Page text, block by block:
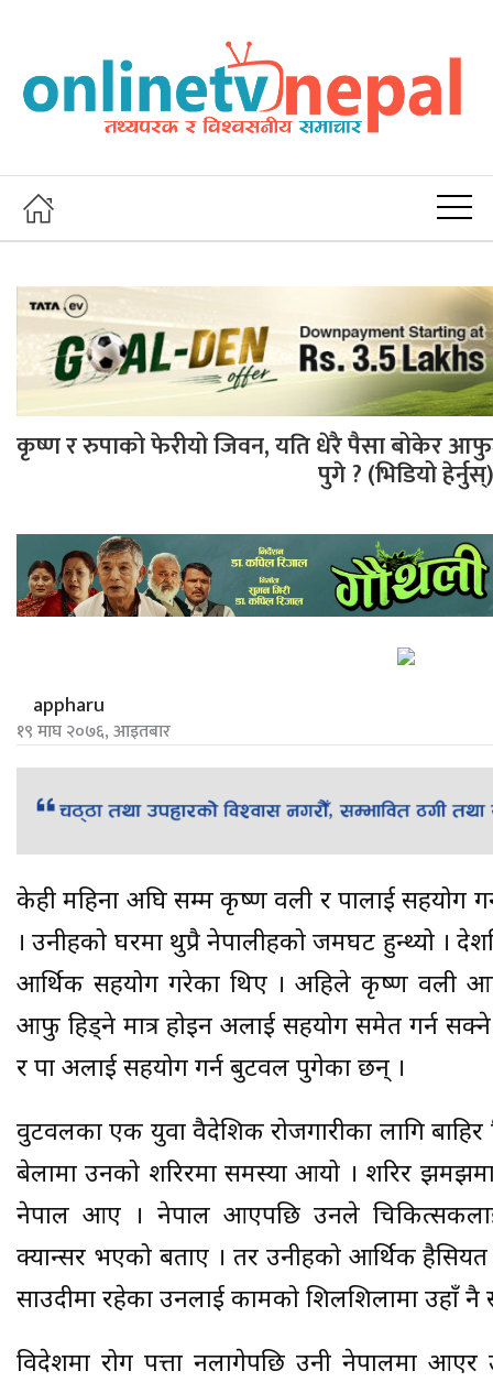
कृष्ण र रुपाको फेरीयो जिवन, यति धेरै पैसा बोकेर
पुगे ? (भिडियो हेर्नुस्)
appharu
१९ माघ २०७६, आइतबार
केही महिना अघि सम्म कृष्ण वली र रुपालाई सहयोग
। उनीहरुको घरमा थुप्रै नेपालीहरुको जमघट हुन्थ्यो ।
आर्थिक सहयोग गरेका थिए । अहिले कृष्ण वली
आफु हिड्ने मात्र होइन अरुलाई सहयोग समेत गर्न
र रुपा अरुलाई सहयोग गर्न बुटवल पुगेका छन् ।
वुटवलका एक युवा वैदेशिक रोजगारीका लागि
बेलामा उनको शरिरमा समस्या आयो । शरिर
नेपाल आए । नेपाल आएपछि उनले
क्यान्सर भएको बताए । तर उनीहरुको आर्थिक
साउदीमा रहेका उनलाई कामको शिलशिलामा उहाँ नै
विदेशमा रोग पत्ता नलागेपछि उनी नेपालमा आएर